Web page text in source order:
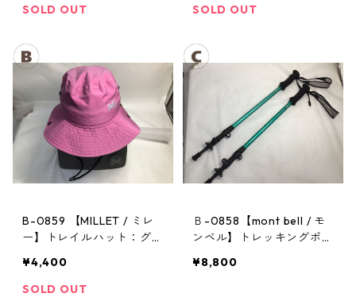
イズ
SOLD OUT
イズ
SOLD OUT
B-0859 【MILLET / ミレ
ー】トレイルハット：グラ
ト ピンク Mサイズ
¥4,400
SOLD OUT
Ｂ-0858【mont bell / モ
ンベル】トレッキングポー
ロックアンチショック EN
¥8,800